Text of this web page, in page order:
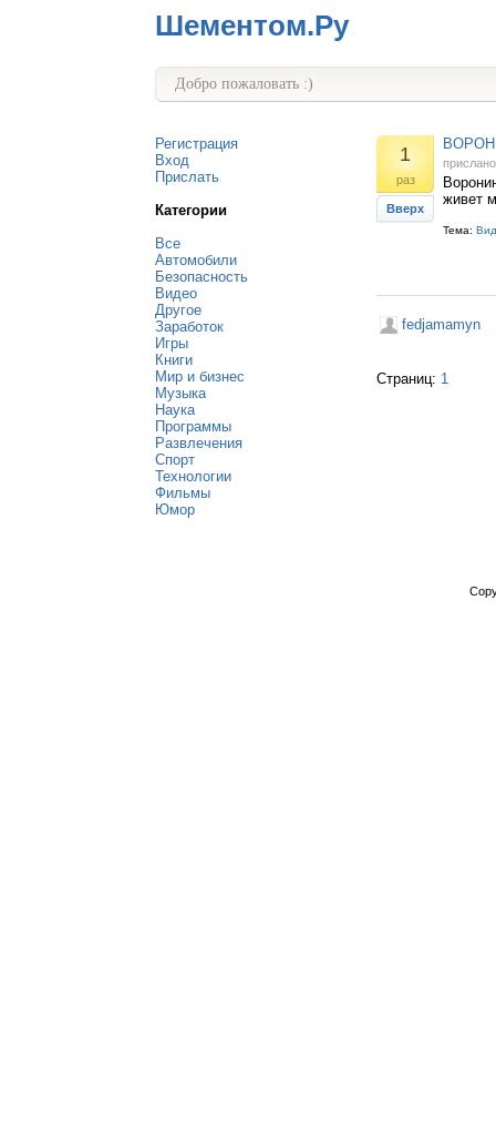
Шементом.Ру
Добро пожаловать :)
Регистрация
Вход
Прислать
Категории
Все
Автомобили
Безопасность
Видео
Другое
Заработок
Игры
Книги
Мир и бизнес
Музыка
Наука
Программы
Развлечения
Спорт
Технологии
Фильмы
Юмор
1
раз
Вверх
ВОРОН
живет
Тема:
fedjamamyn
Страниц: 1